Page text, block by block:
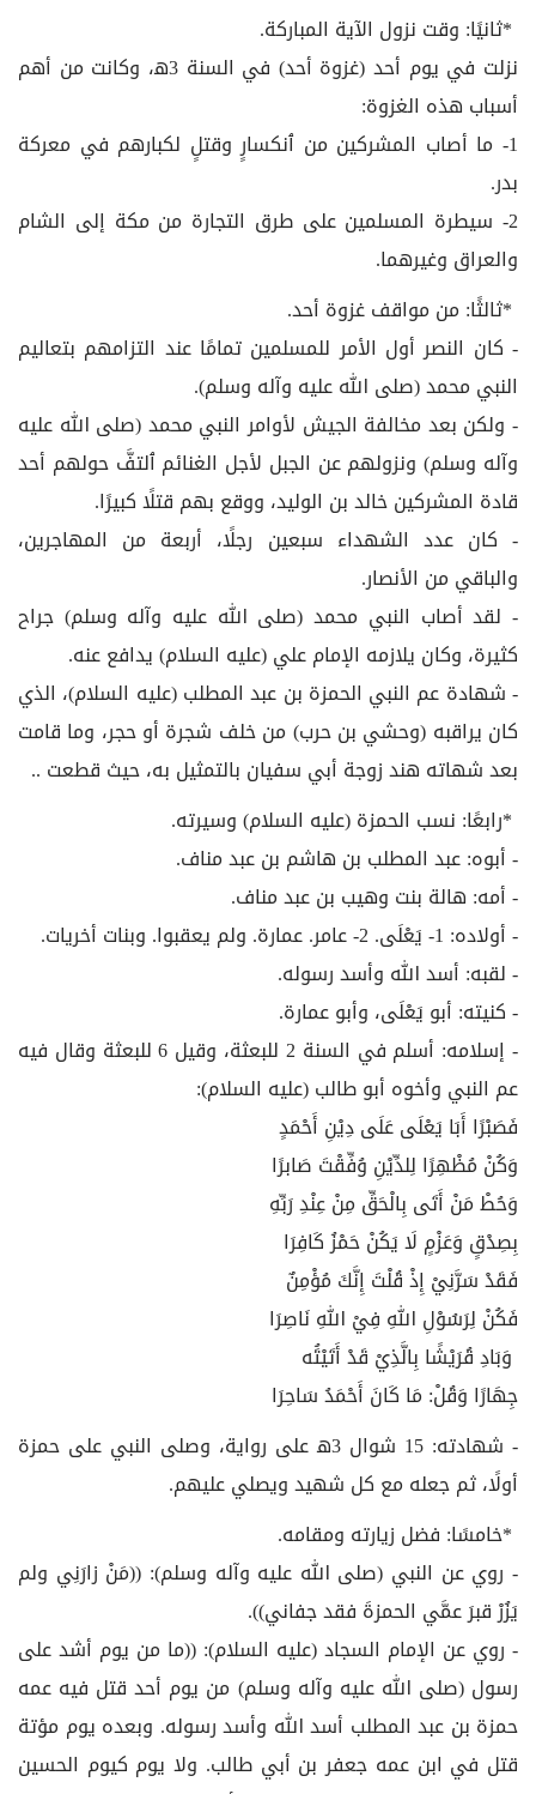
*ثانيًا: وقت نزول الآية المباركة.
نزلت في يوم أحد (غزوة أحد) في السنة 3ﻫ، وكانت من أهم
أسباب هذه الغزوة:
1- ما أصاب المشركين من ﭐنكسارٍ وقتلٍ لكبارهم في معركة
بدر.
2- سيطرة المسلمين على طرق التجارة من مكة إلى الشام
والعراق وغيرهما.
*ثالثًا: من مواقف غزوة أحد.
- كان النصر أول الأمر للمسلمين تمامًا عند التزامهم بتعاليم
النبي محمد (صلى الله عليه وآله وسلم).
- ولكن بعد مخالفة الجيش لأوامر النبي محمد (صلى الله عليه
وآله وسلم) ونزولهم عن الجبل لأجل الغنائم ﭐلتفَّ حولهم أحد
قادة المشركين خالد بن الوليد، ووقع بهم قتلًا كبيرًا.
- كان عدد الشهداء سبعين رجلًا، أربعة من المهاجرين،
والباقي من الأنصار.
- لقد أصاب النبي محمد (صلى الله عليه وآله وسلم) جراح
كثيرة، وكان يلازمه الإمام علي (عليه السلام) يدافع عنه.
- شهادة عم النبي الحمزة بن عبد المطلب (عليه السلام)، الذي
كان يراقبه (وحشي بن حرب) من خلف شجرة أو حجر، وما قامت
بعد شهاته هند زوجة أبي سفيان بالتمثيل به، حيث قطعت ..
*رابعًا: نسب الحمزة (عليه السلام) وسيرته.
- أبوه: عبد المطلب بن هاشم بن عبد مناف.
- أمه: هالة بنت وهيب بن عبد مناف.
- أولاده: 1- يَعْلَى. 2- عامر. عمارة. ولم يعقبوا. وبنات أخريات.
- لقبه: أسد الله وأسد رسوله.
- كنيته: أبو يَعْلَى، وأبو عمارة.
- إسلامه: أسلم في السنة 2 للبعثة، وقيل 6 للبعثة وقال فيه
عم النبي وأخوه أبو طالب (عليه السلام):
فَصَبْرًا أَبَا يَعْلَى عَلَى دِيْنِ أَحْمَدٍ
وَكُنْ مُظْهِرًا لِلدِّيْنِ وُفِّقْتَ صَابرًا
وَحُطْ مَنْ أَتَى بِالْحَقِّ مِنْ عِنْدِ رَبِّهِ
بِصِدْقٍ وَعَزْمٍ لَا يَكُنْ حَمْزُ كَافِرَا
فَقَدْ سَرَّنِيْ إِذْ قُلْتَ إِنَّكَ مُؤْمِنٌ
فَكُنْ لِرَسُوْلِ اللهِ فِيْ اللهِ نَاصِرَا
وَبَادِ قُرَيْشًا بِالَّذِيْ قَدْ أَتَيْتَُه
جِهَارًا وَقُلْ: مَا كَانَ أَحْمَدُ سَاحِرَا
- شهادته: 15 شوال 3ﻫ على رواية، وصلى النبي على حمزة
أولًا، ثم جعله مع كل شهيد ويصلي عليهم.
*خامسًا: فضل زيارته ومقامه.
- روي عن النبي (صلى الله عليه وآله وسلم): ((مَنْ زارَنِي ولم
يَزُرْ قبرَ عمَّي الحمزةَ فقد جفاني)).
- روي عن الإمام السجاد (عليه السلام): ((ما من يوم أشد على
رسول (صلى الله عليه وآله وسلم) من يوم أحد قتل فيه عمه
حمزة بن عبد المطلب أسد الله وأسد رسوله. وبعده يوم مؤتة
قتل في ابن عمه جعفر بن أبي طالب. ولا يوم كيوم الحسين